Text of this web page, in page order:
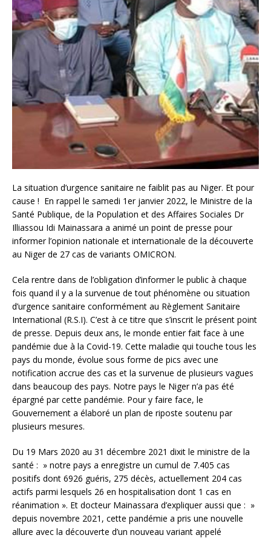
La situation d’urgence sanitaire ne faiblit pas au Niger. Et pour
cause ! En rappel le samedi 1er janvier 2022, le Ministre de la
Santé Publique, de la Population et des Affaires Sociales Dr
Illiassou Idi Mainassara a animé un point de presse pour
informer l’opinion nationale et internationale de la découverte
au Niger de 27 cas de variants OMICRON.
Cela rentre dans de l’obligation d’informer le public à chaque
fois quand il y a la survenue de tout phénomène ou situation
d’urgence sanitaire conformément au Règlement Sanitaire
International (R.S.I). C’est à ce titre que s’inscrit le présent point
de presse. Depuis deux ans, le monde entier fait face à une
pandémie due à la Covid-19. Cette maladie qui touche tous les
pays du monde, évolue sous forme de pics avec une
notification accrue des cas et la survenue de plusieurs vagues
dans beaucoup des pays. Notre pays le Niger n’a pas été
épargné par cette pandémie. Pour y faire face, le
Gouvernement a élaboré un plan de riposte soutenu par
plusieurs mesures.
Du 19 Mars 2020 au 31 décembre 2021 dixit le ministre de la
santé : » notre pays a enregistre un cumul de 7.405 cas
positifs dont 6926 guéris, 275 décès, actuellement 204 cas
actifs parmi lesquels 26 en hospitalisation dont 1 cas en
réanimation ». Et docteur Mainassara d’expliquer aussi que : »
depuis novembre 2021, cette pandémie a pris une nouvelle
allure avec la découverte d’un nouveau variant appelé